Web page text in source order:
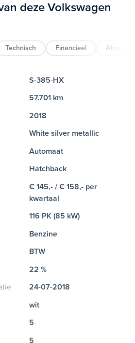
deze Volkswagen
Technisch Financieel
S-385-HX
57.701 km
2018
White silver metallic
Automaat
Hatchback
€ 145,- / € 158,- per
kwartaal
116 PK (85 kW)
Benzine
BTW
22 %
24-07-2018
wit
5
5